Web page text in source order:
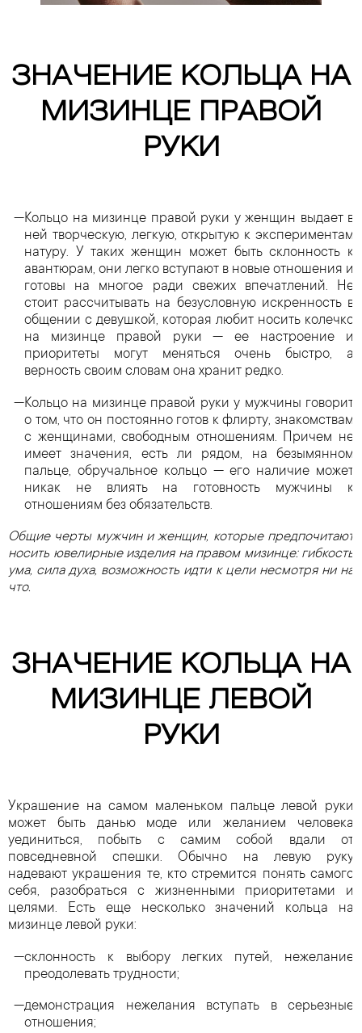
ЗНАЧЕНИЕ КОЛЬЦА НА
МИЗИНЦЕ ПРАВОЙ
РУКИ
Кольцо на мизинце правой руки у женщин выдает в
ней творческую, легкую, открытую к экспериментам
натуру. У таких женщин может быть склонность к
авантюрам, они легко вступают в новые отношения и
готовы на многое ради свежих впечатлений. Не
стоит рассчитывать на безусловную искренность в
общении с девушкой, которая любит носить колечко
на мизинце правой руки — ее настроение и
приоритеты могут меняться очень быстро, а
верность своим словам она хранит редко.
Кольцо на мизинце правой руки у мужчины говорит
о том, что он постоянно готов к флирту, знакомствам
с женщинами, свободным отношениям. Причем не
имеет значения, есть ли рядом, на безымянном
пальце, обручальное кольцо — его наличие может
никак не влиять на готовность мужчины к
отношениям без обязательств.
Общие черты мужчин и женщин, которые предпочитают
носить ювелирные изделия на правом мизинце: гибкость
ума, сила духа, возможность идти к цели несмотря ни на
что.
ЗНАЧЕНИЕ КОЛЬЦА НА
МИЗИНЦЕ ЛЕВОЙ
РУКИ
Украшение на самом маленьком пальце левой руки
может быть данью моде или желанием человека
уединиться, побыть с самим собой вдали от
повседневной спешки. Обычно на левую руку
надевают украшения те, кто стремится понять самого
себя, разобраться с жизненными приоритетами и
целями. Есть еще несколько значений кольца на
мизинце левой руки:
склонность к выбору легких путей, нежелание
преодолевать трудности;
демонстрация нежелания вступать в серьезные
отношения;